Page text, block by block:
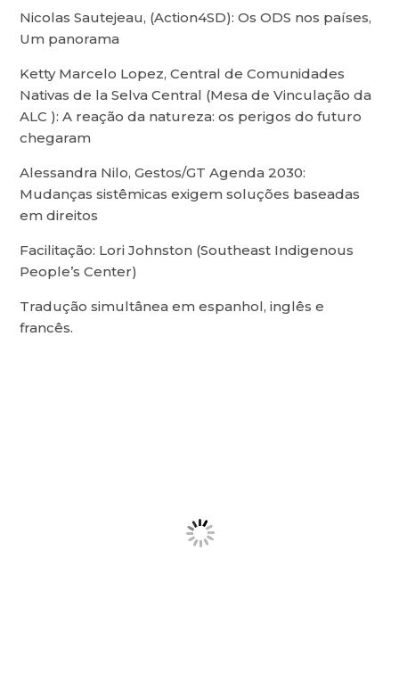
Nicolas Sautejeau, (Action4SD): Os ODS nos países,
Um panorama
Ketty Marcelo Lopez, Central de Comunidades
Nativas de la Selva Central (Mesa de Vinculação da
ALC ): A reação da natureza: os perigos do futuro
chegaram
Alessandra Nilo, Gestos/GT Agenda 2030:
Mudanças sistêmicas exigem soluções baseadas
em direitos
Facilitação: Lori Johnston (Southeast Indigenous
People’s Center)
Tradução simultânea em espanhol, inglês e
francês.